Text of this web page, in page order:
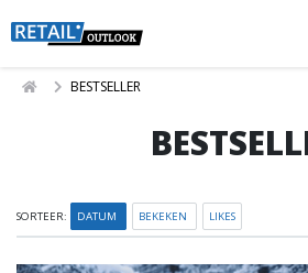
BESTSELLER
SORTEER: DATUM BEKEKEN LIKES